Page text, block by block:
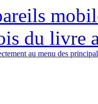
du livre
au menu des